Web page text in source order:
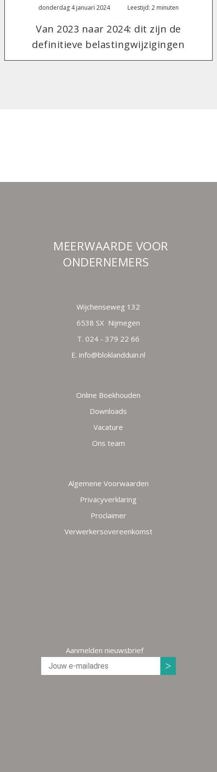
donderdag 4 januari 2024 Leestijd: 2 minuten
Van 2023 naar 2024: dit zijn de
definitieve belastingwijzigingen
MEERWAARDE VOOR
ONDERNEMERS
Wijchenseweg 132
6538 SX Nijmegen
T. 024 - 379 22 66
E. info@bloklandduin.nl
Online Boekhouden
Downloads
Vacature
Ons team
Algemene Voorwaarden
Privacyverklaring
Proclaimer
Verwerkersovereenkomst
Aanmelden nieuwsbrief